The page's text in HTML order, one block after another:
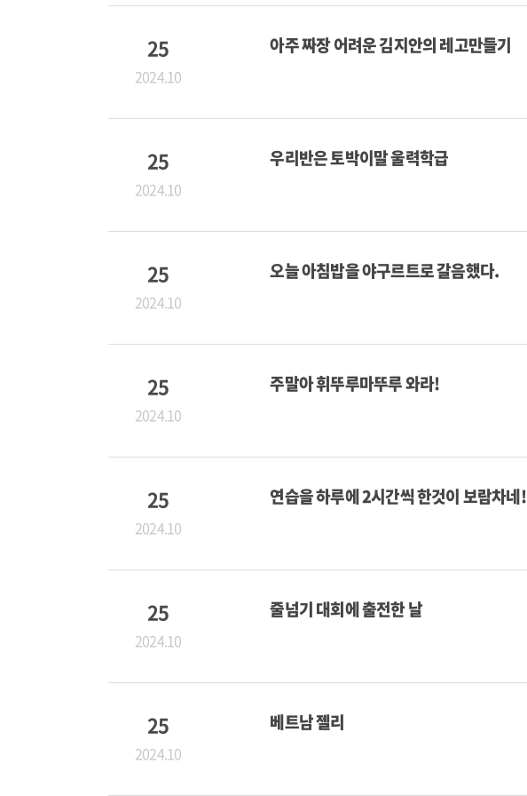
25
2024.10
아주 짜장 어려운 김지안의 레고만들기
25
2024.10
우리반은 토박이말 울력학급
25
2024.10
오늘 아침밥을 야구르트로 갈음했다.
25
2024.10
주말아 휘뚜루마뚜루 와라!
25
2024.10
연습을 하루에 2시간씩 한것이 보람차네!
25
2024.10
줄넘기 대회에 출전한 날
25
2024.10
베트남 젤리